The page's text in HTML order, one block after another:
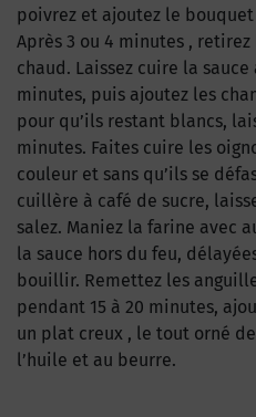
poivrez et ajoutez le
Après 3 ou 4 minutes ,
chaud. Laissez cuire la
minutes, puis ajoutez les
pour qu’ils restant blancs,
minutes. Faites cuire les
couleur et sans qu’ils se
cuillère à café de sucre,
salez. Maniez la farine avec
la sauce hors du feu,
bouillir. Remettez les
pendant 15 à 20 minutes,
un plat creux , le tout orné
l’huile et au beurre.